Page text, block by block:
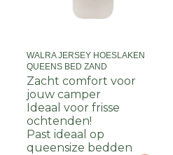
WALRA JERSEY HOESLAKEN
QUEENS BED ZAND
Zacht comfort voor
jouw camper
Ideaal voor frisse
ochtenden!
Past ideaal op
queensize bedden